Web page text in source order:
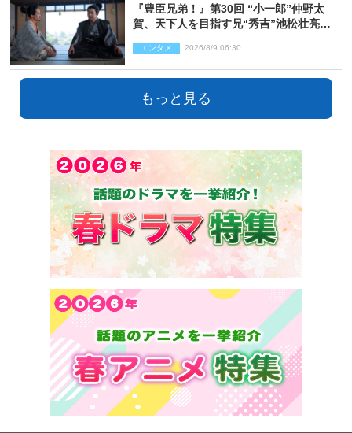
『豊臣兄弟！』第30回 “小一郎”仲野太
賀、天下人を目指す兄“秀吉”池松壮亮
エンタメ 2026/8/9 06:30
もっと見る